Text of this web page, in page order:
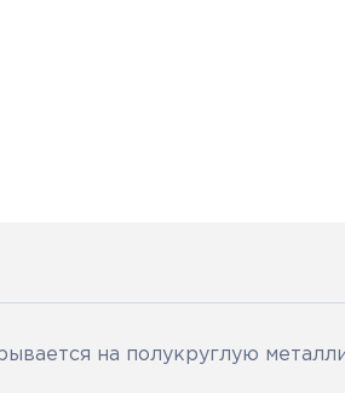
на полукруглую